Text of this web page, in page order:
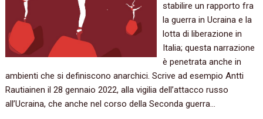
stabilire un rapporto fra
la guerra in Ucraina e la
lotta di liberazione in
Italia; questa narrazione
è penetrata anche in
ambienti che si definiscono anarchici. Scrive ad esempio Antti
Rautiainen il 28 gennaio 2022, alla vigilia dell’attacco russo
all’Ucraina, che anche nel corso della Seconda guerra…